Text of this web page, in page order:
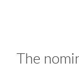
The